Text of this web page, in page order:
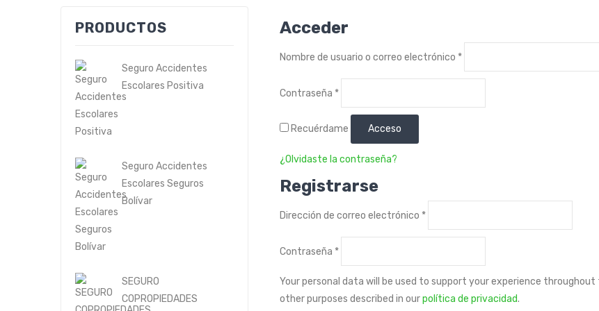
PRODUCTOS
Seguro Accidentes
Escolares Positiva
Seguro Accidentes
Escolares Seguros
Bolívar
SEGURO
COPROPIEDADES
Acceder
Nombre de usuario o correo electrónico *Obligatorio
Contraseña *Obligatorio
Recuérdame Acceso
¿Olvidaste la contraseña?
Registrarse
Dirección de correo electrónico *Obligatorio
Contraseña *Obligatorio
Your personal data will be used to support your experience
other purposes described in ourpolítica de privacidad.